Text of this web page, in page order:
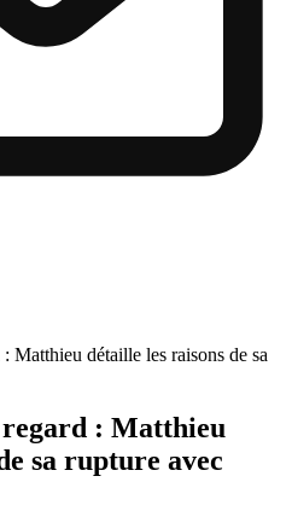
Matthieu détaille les raisons de sa
: Matthieu
sa rupture avec